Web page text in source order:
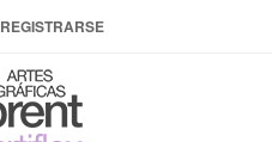
REGISTRARSE